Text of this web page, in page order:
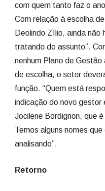
com quem tanto faz o
Com relação à escolha
Deolindo Zílio, ainda não
tratando do assunto”.
nenhum Plano de
de escolha, o setor
função. “Quem está
indicação do novo gestor
Jocilene Bordignon, que
Temos alguns nomes
analisando”.
Retorno